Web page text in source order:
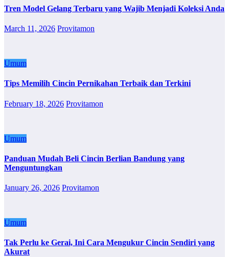
Tren Model Gelang Terbaru yang Wajib Menjadi Koleksi Anda
March 11, 2026 Provitamon
Umum
Tips Memilih Cincin Pernikahan Terbaik dan Terkini
February 18, 2026 Provitamon
Umum
Panduan Mudah Beli Cincin Berlian Bandung yang
Menguntungkan
January 26, 2026 Provitamon
Umum
Tak Perlu ke Gerai, Ini Cara Mengukur Cincin Sendiri yang
Akurat